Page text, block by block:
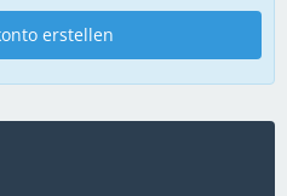
erstellen